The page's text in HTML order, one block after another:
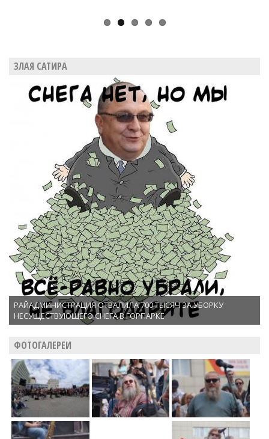
ЗЛАЯ САТИРА
РАЙАДМИНИСТРАЦИЯ ОТВАЛИЛА 700 ТЫСЯЧ ЗА УБОРКУ
НЕСУЩЕСТВУЮЩЕГО СНЕГА В ГОРПАРКЕ
ФОТОГАЛЕРЕИ